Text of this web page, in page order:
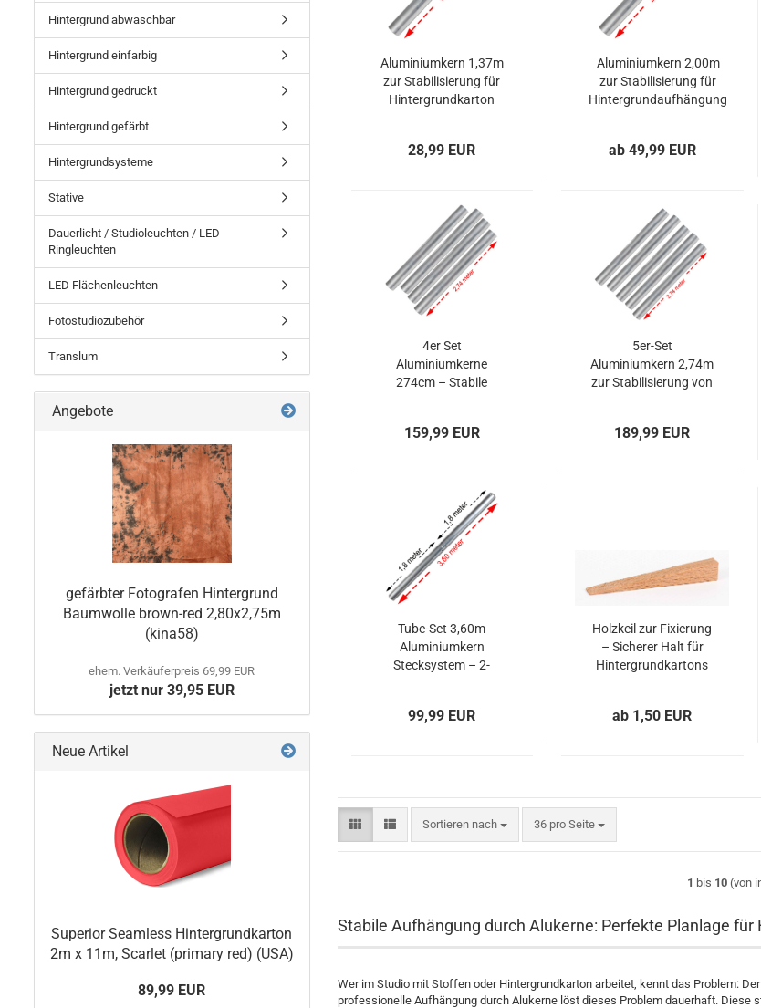
Aluminiumkern 1,37m
zur Stabilisierung für
Hintergrundkarton
28,99 EUR
Aluminiumkern 2,00m
zur Stabilisierung für
Hintergrundaufhängung
ab 49,99 EUR
4er Set
Aluminiumkerne
274cm – Stabile
159,99 EUR
5er-Set
Aluminiumkern 2,74m
zur Stabilisierung von
189,99 EUR
Tube-Set 3,60m
Aluminiumkern
Stecksystem – 2-
99,99 EUR
Holzkeil zur Fixierung
– Sicherer Halt für
Hintergrundkartons
ab 1,50 EUR
Sortieren nach
Sortieren nach 36 pro Seite
pro Seite
1 bis 10(von
Stabile Aufhängung durch Alukerne: Perfekte Planlage für
Wer im Studio mit Stoffen oder Hintergrundkarton arbeitet, kennt das Problem:
professionelle Aufhängung durch Alukerne löst dieses Problem dauerhaft.
Hintergrund abwaschbar
Hintergrund einfarbig
Hintergrund gedruckt
Hintergrund gefärbt
Hintergrundsysteme
Stative
Dauerlicht / Studioleuchten / LED
Ringleuchten
LED Flächenleuchten
Fotostudiozubehör
Translum
Angebote
gefärbter Fotografen Hintergrund
Baumwolle brown-red 2,80x2,75m
(kina58)
ehem. Verkäuferpreis 69,99 EUR
jetzt nur 39,95 EUR
Neue Artikel
Superior Seamless Hintergrundkarton
2m x 11m, Scarlet (primary red) (USA)
89,99 EUR